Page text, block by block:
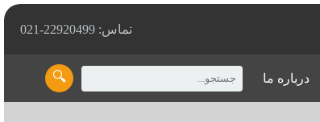
تماس: 22920499-021
🔍 درباره ما